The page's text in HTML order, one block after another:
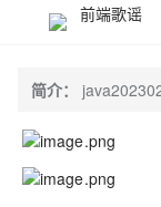
前端歌谣
简介：